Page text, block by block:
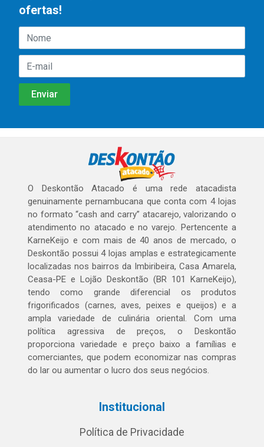
ofertas!
O Deskontão Atacado é uma rede atacadista
genuinamente pernambucana que conta com 4 lojas
no formato “cash and carry” atacarejo, valorizando o
atendimento no atacado e no varejo. Pertencente a
KarneKeijo e com mais de 40 anos de mercado, o
Deskontão possui 4 lojas amplas e estrategicamente
localizadas nos bairros da Imbiribeira, Casa Amarela,
Ceasa-PE e Lojão Deskontão (BR 101 KarneKeijo),
tendo como grande diferencial os produtos
frigorificados (carnes, aves, peixes e queijos) e a
ampla variedade de culinária oriental. Com uma
política agressiva de preços, o Deskontão
proporciona variedade e preço baixo a famílias e
comerciantes, que podem economizar nas compras
do lar ou aumentar o lucro dos seus negócios.
Institucional
Política de Privacidade